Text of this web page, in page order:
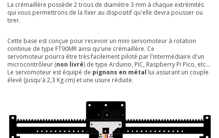
La crémaillère possède 2 trous de diamètre 3 mm à chaque extrémités
qui vous permettrons de la fixer au dispositif qu'elle devra pousser ou
tirer.
Cette base est conçue pour recevoir un mini servomoteur à rotation
continue de type FT90MR ainsi qu'une crémaillère. Ce
servomoteur pourra être très facilement piloté par l'intermédiaire d'un
microcontrôleur (non livré) de type Arduino, PIC, Raspberry Pi Pico, etc...
Le servomoteur est équipé de pignons en métal lui assurant un couple
élevé (jusqu'à 2,3 Kg.cm) et une usure réduite.